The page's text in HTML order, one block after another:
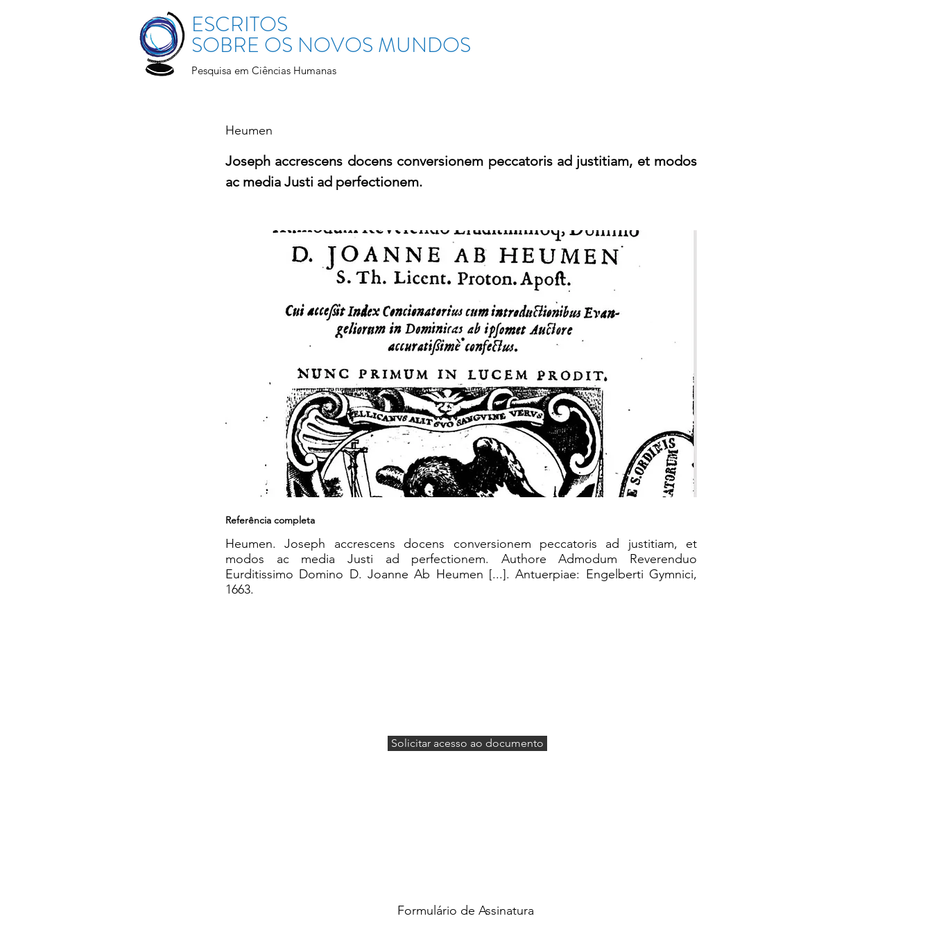
ESCRITOS
SOBRE OS NOVOS MUNDOS
Pesquisa em Ciências Humanas
Heumen
Joseph accrescens docens conversionem peccatoris ad justitiam, et modos
ac media Justi ad perfectionem.
Referência completa
Heumen. Joseph accrescens docens conversionem peccatoris ad justitiam, et
modos ac media Justi ad perfectionem. Authore Admodum Reverenduo
Eurditissimo Domino D. Joanne Ab Heumen [...]. Antuerpiae: Engelberti Gymnici,
1663.
Solicitar acesso ao documento
Formulário de Assinatura